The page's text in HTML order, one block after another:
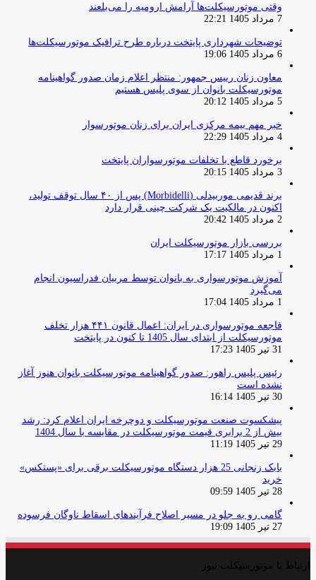
وقتی موتورسیکلت‌ها آرامش ارومیه را می‌بلعند
7 مرداد 1405 22:21
توضیحات شهرداری پایتخت درباره طرح ترافیک موتورسیکلت‌ها
6 مرداد 1405 19:06
معاون زنان رییس جمهور: منتظر اعلام زمان صدور گواهینامه
موتورسیکلت بانوان از سوی پلیس هستیم
5 مرداد 1405 20:12
خبر مهم بیمه مرکزی ایران برای زنان موتورسوار
4 مرداد 1405 22:29
برخورد قاطع با تخلفات موتورسواران پایتخت
3 مرداد 1405 20:15
برند قدیمی موربیدلی (Morbidelli) پس از ۴۰ سال توقف تولید،
اکنون در مالکیت یک شرکت چینی قرار دارد
2 مرداد 1405 20:42
بررسی بازار موتورسیکلت ایران
1 مرداد 1405 17:17
آموزش موتورسواری به بانوان توسط مربیان فدراسیون انجام
می‌گیرد
1 مرداد 1405 17:04
فاجعه موتورسواری در ایران: اعمال قانون ۴۴۱ هزار تخلف
موتورسیکلت از ابتدای سال 1405 تا کنون در پایتخت
31 تیر 1405 17:23
رئیس پلیس راهور: صدور گواهینامه موتورسیکلت بانوان هنوز آغاز
نشده است
30 تیر 1405 16:14
پیشکسوت صنعت موتورسیکلت و دوچرخه ایران اعلام کرد: رشد
بیش از 2 برابری قیمت موتورسیکلت در مقایسه با سال 1404
29 تیر 1405 11:19
بابک زنجانی 25 هزار دستگاه موتورسیکلت برقی برای «پستکس»
خرید
28 تیر 1405 09:59
گامی رو به جلو در مسیر اصلاح فرآیندهای اسقاط ناوگان فرسوده
27 تیر 1405 19:09
ارتباط با موتورسیکلت نیوز